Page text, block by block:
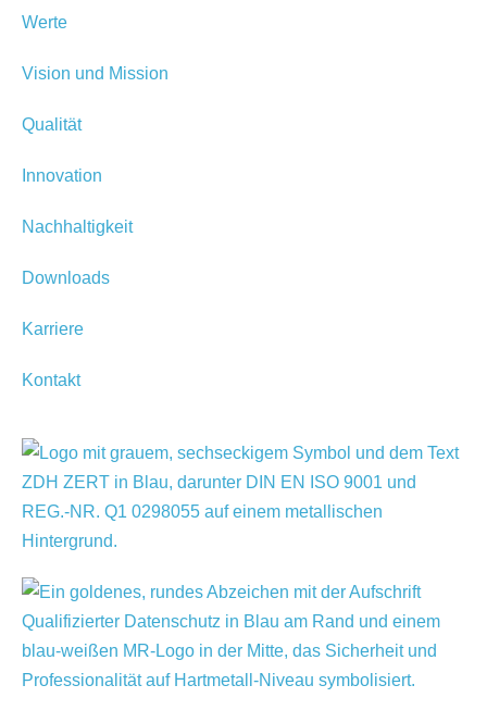
Werte
Vision und Mission
Qualität
Innovation
Nachhaltigkeit
Downloads
Karriere
Kontakt